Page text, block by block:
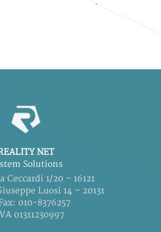
NET
Solutions
Ceccardi 1/20 – 16121
Luosi 14 – 20131
010-8376257
01311230997